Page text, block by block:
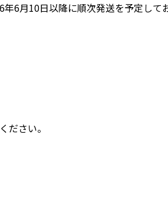
6月10日以降に順次発送を予定して
ださい。